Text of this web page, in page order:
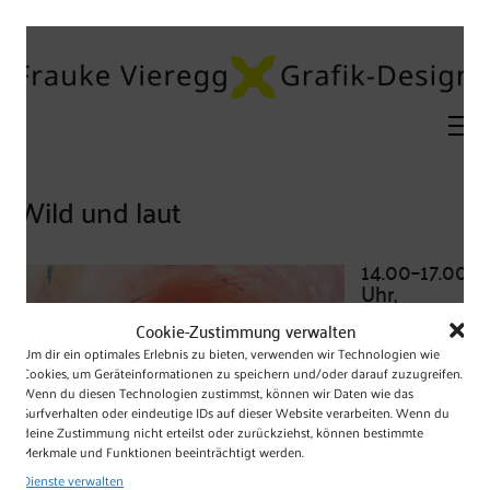
Cookie-Zustimmung verwalten
Um dir ein optimales Erlebnis zu bieten, verwenden wir Technologien wie
Cookies, um Geräteinformationen zu speichern und/oder darauf zuzugreifen.
Wenn du diesen Technologien zustimmst, können wir Daten wie das
Surfverhalten oder eindeutige IDs auf dieser Website verarbeiten. Wenn du
deine Zustimmung nicht erteilst oder zurückziehst, können bestimmte
Merkmale und Funktionen beeinträchtigt werden.
Dienste verwalten
Wild und laut
14.00–17.00
Uhr,
60 € inkl.
Unser Alltag ist
von vielen
Regeln